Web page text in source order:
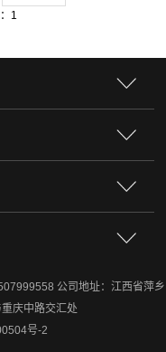
1
公司地址：江西省萍乡
庆中路交汇处
号-2